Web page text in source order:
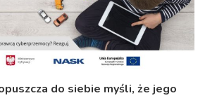
do siebie myśli, że jego